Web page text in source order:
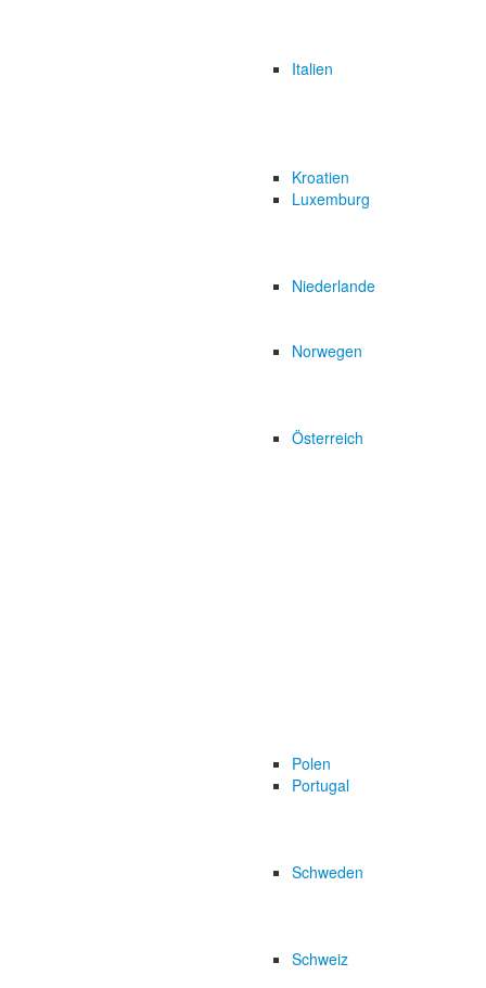
Italien
Kroatien
Luxemburg
Niederlande
Norwegen
Österreich
Polen
Portugal
Schweden
Schweiz